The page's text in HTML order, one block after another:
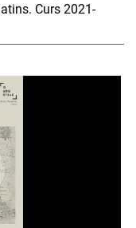
Curs 2021-